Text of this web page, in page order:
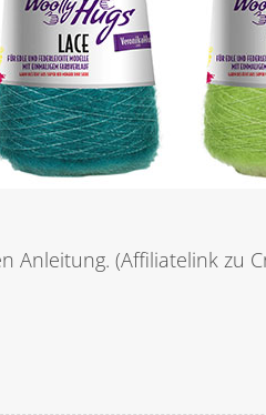
Anleitung. (Affiliatelink zu